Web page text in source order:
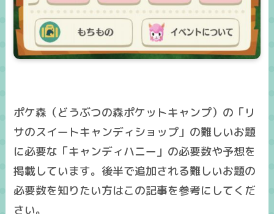
ポケ森（どうぶつの森ポケットキャンプ）の「リ
サのスイートキャンディショップ」の難しいお題
に必要な「キャンディハニー」の必要数や予想を
掲載しています。後半で追加される難しいお題の
必要数を知りたい方はこの記事を参考にしてくだ
さい。